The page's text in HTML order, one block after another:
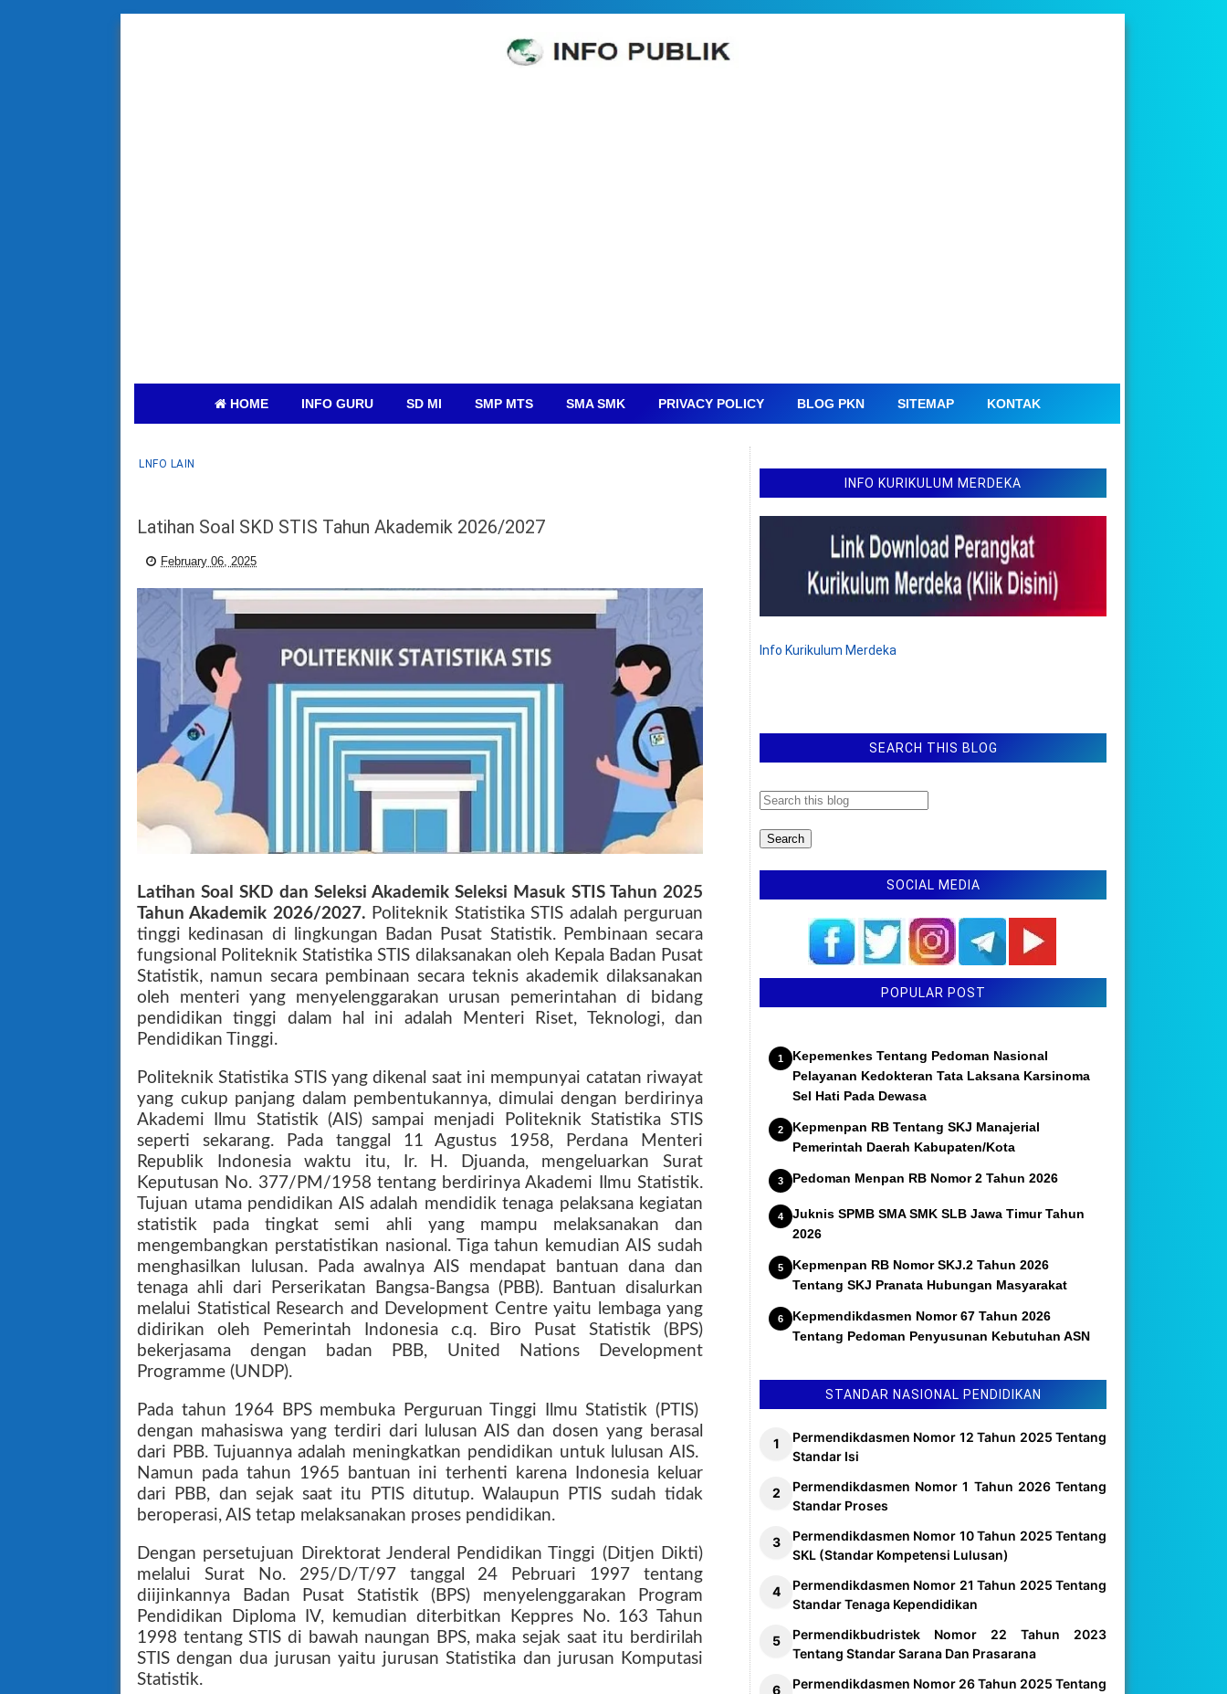
HOME INFO GURU SD MI SMP MTS SMA SMK PRIVACY POLICY BLOG PKN SITEMAP KONTAK
LNFO LAIN
Latihan Soal SKD STIS Tahun Akademik 2026/2027
February 06, 2025
Latihan SoalSKD dan Seleksi Akademik Seleksi Masuk STIS Tahun 2025
Tahun Akademik 2026/2027. Politeknik Statistika STIS adalah perguruan
tinggi kedinasan di lingkungan Badan Pusat Statistik. Pembinaan secara
fungsional Politeknik Statistika STIS dilaksanakan oleh Kepala Badan Pusat
Statistik, namun secara pembinaan secara teknis akademik dilaksanakan
oleh menteri yang menyelenggarakan urusan pemerintahan di bidang
pendidikan tinggi dalam hal ini adalah Menteri Riset, Teknologi, dan
Pendidikan Tinggi.
Politeknik Statistika STIS yang dikenal saat ini mempunyai catatan riwayat
yang cukup panjang dalam pembentukannya, dimulai dengan berdirinya
Akademi Ilmu Statistik (AIS) sampai menjadi Politeknik Statistika STIS
seperti sekarang. Pada tanggal 11 Agustus 1958, Perdana Menteri
Republik Indonesia waktu itu, Ir. H. Djuanda, mengeluarkan Surat
Keputusan No. 377/PM/1958 tentang berdirinya Akademi Ilmu Statistik.
Tujuan utama pendidikan AIS adalah mendidik tenaga pelaksana kegiatan
statistik pada tingkat semi ahli yang mampu melaksanakan dan
mengembangkan perstatistikan nasional. Tiga tahun kemudian AIS sudah
menghasilkan lulusan. Pada awalnya AIS mendapat bantuan dana dan
tenaga ahli dari Perserikatan Bangsa-Bangsa (PBB). Bantuan disalurkan
melalui Statistical Research and Development Centre yaitu lembaga yang
didirikan oleh Pemerintah Indonesia c.q. Biro Pusat Statistik (BPS)
bekerjasama dengan badan PBB, United Nations Development
Programme (UNDP).
Pada tahun 1964 BPS membuka Perguruan Tinggi Ilmu Statistik (PTIS)
dengan mahasiswa yang terdiri dari lulusan AIS dan dosen yang berasal
dari PBB. Tujuannya adalah meningkatkan pendidikan untuk lulusan AIS.
Namun pada tahun 1965 bantuan ini terhenti karena Indonesia keluar
dari PBB, dan sejak saat itu PTIS ditutup. Walaupun PTIS sudah tidak
beroperasi, AIS tetap melaksanakan proses pendidikan.
Dengan persetujuan Direktorat Jenderal Pendidikan Tinggi (Ditjen Dikti)
melalui Surat No. 295/D/T/97 tanggal 24 Pebruari 1997 tentang
diijinkannya Badan Pusat Statistik (BPS) menyelenggarakan Program
Pendidikan Diploma IV, kemudian diterbitkan Keppres No. 163 Tahun
1998 tentang STIS di bawah naungan BPS, maka sejak saat itu berdirilah
STIS dengan dua jurusan yaitu jurusan Statistika dan jurusan Komputasi
Statistik.
INFO KURIKULUM MERDEKA
Info Kurikulum Merdeka
SEARCH THIS BLOG
SOCIAL MEDIA
POPULAR POST
Kepemenkes Tentang Pedoman Nasional
Pelayanan Kedokteran Tata Laksana Karsinoma
Sel Hati Pada Dewasa
Kepmenpan RB Tentang SKJ Manajerial
Pemerintah Daerah Kabupaten/Kota
Pedoman Menpan RB Nomor 2 Tahun 2026
Juknis SPMB SMA SMK SLB Jawa Timur Tahun
2026
Kepmenpan RB Nomor SKJ.2 Tahun 2026
Tentang SKJ Pranata Hubungan Masyarakat
Kepmendikdasmen Nomor 67 Tahun 2026
Tentang Pedoman Penyusunan Kebutuhan ASN
STANDAR NASIONAL PENDIDIKAN
Permendikdasmen Nomor 12 Tahun 2025 Tentang
Standar Isi
Permendikdasmen Nomor 1 Tahun 2026 Tentang
Standar Proses
Permendikdasmen Nomor 10 Tahun 2025 Tentang
SKL (Standar Kompetensi Lulusan)
Permendikdasmen Nomor 21 Tahun 2025 Tentang
Standar Tenaga Kependidikan
Permendikbudristek Nomor 22 Tahun 2023
Tentang Standar Sarana Dan Prasarana
Permendikdasmen Nomor 26 Tahun 2025 Tentang